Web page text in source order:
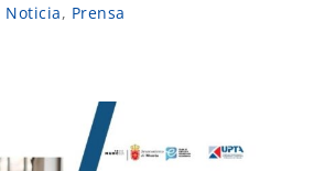
Noticia, Prensa